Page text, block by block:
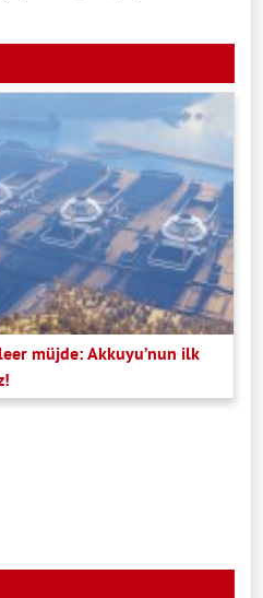
müjde: Akkuyu’nun ilk